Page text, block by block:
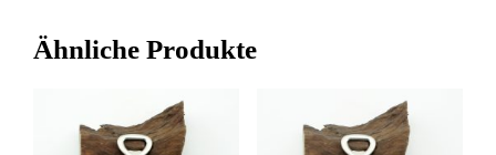
Ähnliche Produkte